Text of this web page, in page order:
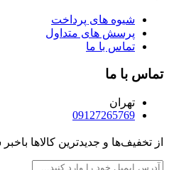
شیوه های پرداخت
پرسش های متداول
تماس با ما
تماس با ما
تهران
09127265769
از تخفیف‌ها و جدیدترین‌ کالاها